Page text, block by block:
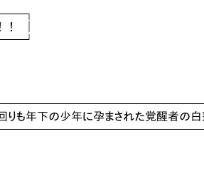
！ │
りも年下の少年に孕まされた覚醒者の白